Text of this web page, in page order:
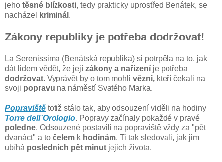
jeho těsné blízkosti, tedy prakticky uprostřed Benátek, se
nacházel
kriminál .
Zákony republiky je potřeba dodržovat!
La Serenissima (Benátská republika) si potrpěla na to, jak
dát lidem vědět, že její zákony a nařízení je potřeba
dodržovat. Vyprávět by o tom mohli vězni, kteří čekali na
svoji popravu na náměstí Svatého Marka.
Popraviště totiž stálo tak, aby odsouzení viděli na hodiny
Torre dell´Orologio. Popravy začínaly pokaždé v pravé
poledne. Odsouzené postavili na popraviště vždy za "pět
dvanáct" a to čelem k hodinám. Ti tak sledovali, jak jim
ubíhá posledních pět minut jejich života.